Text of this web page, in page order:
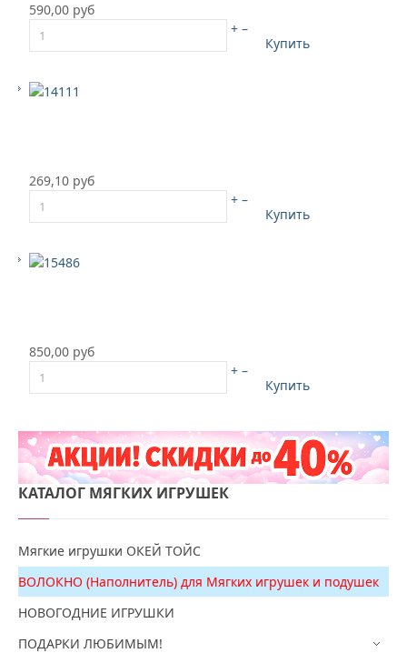
590,00 руб
+ –
Купить
269,10 руб
+ –
Купить
850,00 руб
+ –
Купить
КАТАЛОГ МЯГКИХ ИГРУШЕК
Мягкие игрушки ОКЕЙ ТОЙС
ВОЛОКНО (Наполнитель) для Мягких игрушек и подушек
НОВОГОДНИЕ ИГРУШКИ
ПОДАРКИ ЛЮБИМЫМ!